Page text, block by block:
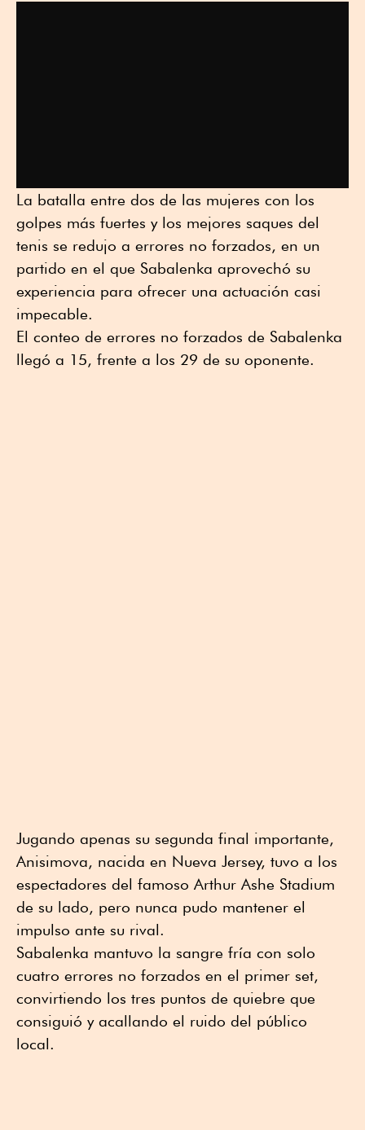
La batalla entre dos de las mujeres con los
golpes más fuertes y los mejores saques del
tenis se redujo a errores no forzados, en un
partido en el que Sabalenka aprovechó su
experiencia para ofrecer una actuación casi
impecable.
El conteo de errores no forzados de Sabalenka
llegó a 15, frente a los 29 de su oponente.
Jugando apenas su segunda final importante,
Anisimova, nacida en Nueva Jersey, tuvo a los
espectadores del famoso Arthur Ashe Stadium
de su lado, pero nunca pudo mantener el
impulso ante su rival.
Sabalenka mantuvo la sangre fría con solo
cuatro errores no forzados en el primer set,
convirtiendo los tres puntos de quiebre que
consiguió y acallando el ruido del público
local.